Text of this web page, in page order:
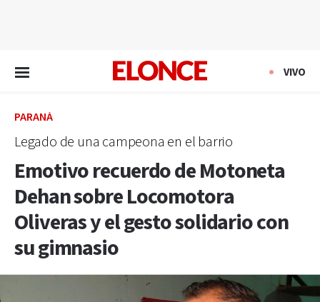
VIVO
PARANÁ
Legado de una campeona en el barrio
Emotivo recuerdo de Motoneta
Dehan sobre Locomotora
Oliveras y el gesto solidario con
su gimnasio